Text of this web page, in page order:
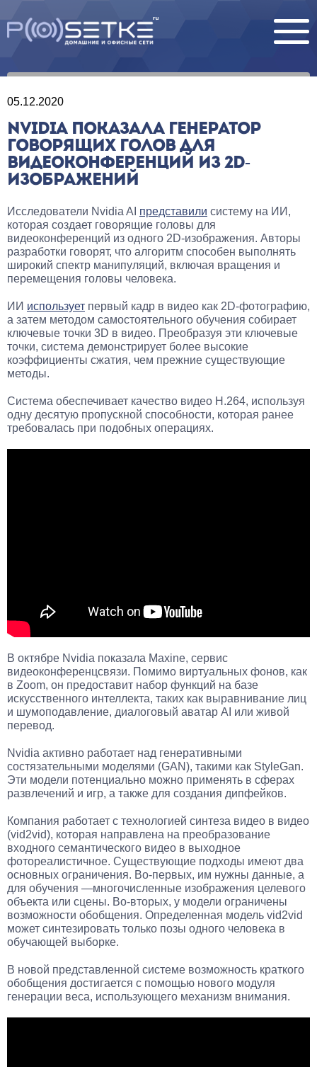
05.12.2020
NVIDIA ПОКАЗАЛА ГЕНЕРАТОР
ГОВОРЯЩИХ ГОЛОВ ДЛЯ
ВИДЕОКОНФЕРЕНЦИЙ ИЗ 2D-
ИЗОБРАЖЕНИЙ
Исследователи Nvidia AI представили систему на ИИ,
которая создает говорящие головы для
видеоконференций из одного 2D-изображения. Авторы
разработки говорят, что алгоритм способен выполнять
широкий спектр манипуляций, включая вращения и
перемещения головы человека.
ИИ использует первый кадр в видео как 2D-фотографию,
а затем методом самостоятельного обучения собирает
ключевые точки 3D в видео. Преобразуя эти ключевые
точки, система демонстрирует более высокие
коэффициенты сжатия, чем прежние существующие
методы.
Система обеспечивает качество видео H.264, используя
одну десятую пропускной способности, которая ранее
требовалась при подобных операциях.
В октябре Nvidia показала Maxine, сервис
видеоконференцсвязи. Помимо виртуальных фонов, как
в Zoom, он предоставит набор функций на базе
искусственного интеллекта, таких как выравнивание лиц
и шумоподавление, диалоговый аватар AI или живой
перевод.
Nvidia активно работает над генеративными
состязательными моделями (GAN), такими как StyleGan.
Эти модели потенциально можно применять в сферах
развлечений и игр, а также для создания дипфейков.
Компания работает с технологией синтеза видео в видео
(vid2vid), которая направлена на преобразование
входного семантического видео в выходное
фотореалистичное. Существующие подходы имеют два
основных ограничения. Во-первых, им нужны данные, а
для обучения —многочисленные изображения целевого
объекта или сцены. Во-вторых, у модели ограничены
возможности обобщения. Определенная модель vid2vid
может синтезировать только позы одного человека в
обучающей выборке.
В новой представленной системе возможность краткого
обобщения достигается с помощью нового модуля
генерации веса, использующего механизм внимания.